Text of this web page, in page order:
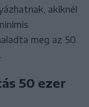
akiknél
meg az 50
50 ezer